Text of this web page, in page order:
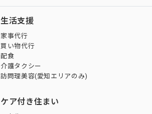
生活支援
家事代行
買い物代行
配食
介護タクシー
訪問理美容(愛知エリアのみ)
ケア付き住まい